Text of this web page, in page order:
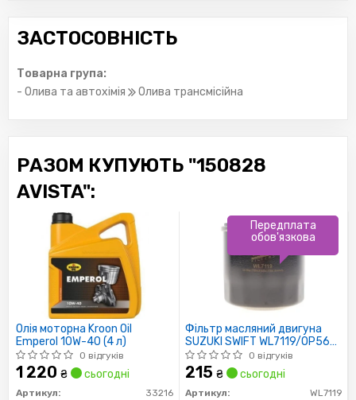
ЗАСТОСОВНІСТЬ
Товарна група:
- Олива та автохімія
Олива трансмісійна
РАЗОМ КУПУЮТЬ "150828
AVISTA":
Олія моторна Kroon Oil
Emperol 10W-40 (4 л)
0 відгуків
1 220 ₴ сьогодні
Артикул:
33216
Фільтр масляний двигуна
SUZUKI SWIFT WL7119/OP564
(пр-во WIX-Filtron)
0 відгуків
215 ₴ сьогодні
Артикул:
WL7119
Передплата
обов'язкова